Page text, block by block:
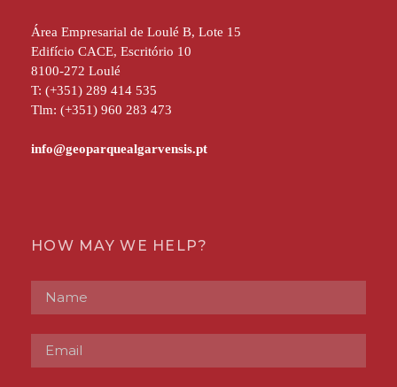
Área Empresarial de Loulé B, Lote 15
Edifício CACE, Escritório 10
8100-272 Loulé
T: (+351) 289 414 535
Tlm: (+351) 960 283 473
HOW MAY WE HELP?